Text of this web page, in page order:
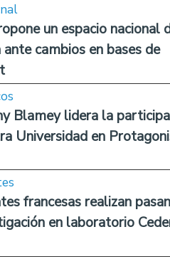
un espacio nacional
cambios en bases de
Blamey lidera la
Universidad en
francesas realizan
en laboratorio